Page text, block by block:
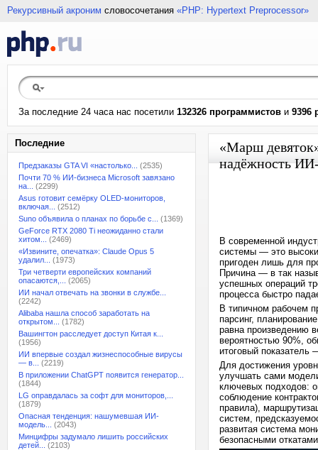
Рекурсивный акроним словосочетания «PHP: Hypertext Preprocessor»
За последние 24 часа нас посетили 132326 программистов и 9396
Последние
Предзаказы GTA VI «настолько...
(2535)
Почти 70 % ИИ-бизнеса Microsoft завязано
на...
(2299)
Asus готовит семёрку OLED-мониторов,
включая...
(2512)
Suno объявила о планах по борьбе с...
(1369)
GeForce RTX 2080 Ti неожиданно стали
хитом...
(2469)
«Извините, опечатка»: Claude Opus 5
удалил...
(1973)
Три четверти европейских компаний
опасаются,...
(2065)
ИИ начал отвечать на звонки в службе...
(2242)
Alibaba нашла способ заработать на
открытом...
(1782)
Вашингтон расследует доступ Китая к...
(1956)
ИИ впервые создал жизнеспособные вирусы
— в...
(2219)
В приложении ChatGPT появится генератор...
(1844)
LG оправдалась за софт для мониторов,...
(1879)
Опасная тенденция: нашумевшая ИИ-
модель...
(2043)
Минцифры задумало лишить российских
детей...
(2103)
«Марш
надёжность
В современной
системы — это
пригоден лишь для
Причина — в так
успешных операций
процесса быстро
В типичном рабочем
парсинг,
равна произведению
вероятностью 90%,
итоговый
Для достижения
улучшать сами
ключевых подходов:
соблюдение
правила),
систем,
развитая система
безопасными